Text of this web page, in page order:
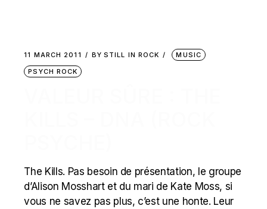
11 MARCH 2011 BY STILL IN ROCK
MUSIC
PSYCH ROCK
The Kills. Pas besoin de présentation, le groupe
d’Alison Mosshart et du mari de Kate Moss, si
vous ne savez pas plus, c’est une honte. Leur